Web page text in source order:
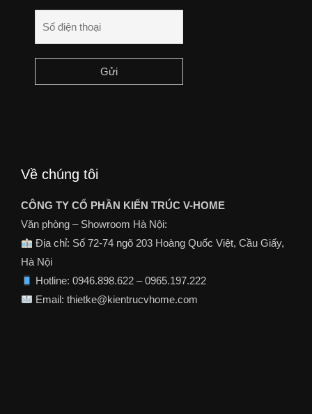
Về chúng tôi
CÔNG TY CỔ PHẦN KIẾN TRÚC V-HOME
Văn phòng – Showroom Hà Nội:
Địa chỉ: Số 72-74 ngõ 203 Hoàng Quốc Việt, Cầu Giấy,
Hà Nội
Hotline: 0946.898.622 – 0965.197.222
Email: thietke@kientrucvhome.com